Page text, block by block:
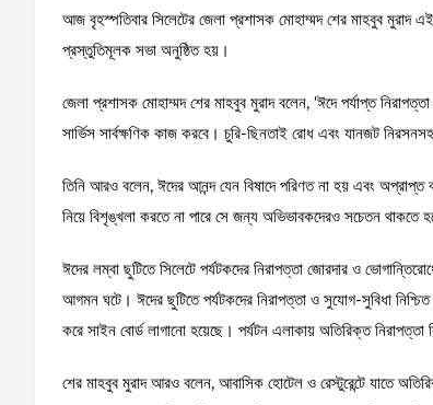
আজ বৃহস্পতিবার সিলেটের জেলা প্রশাসক মোহাম্মদ শের মাহবুব
প্রস্তুতিমূলক সভা অনুষ্ঠিত হয়।
জেলা প্রশাসক মোহাম্মদ শের মাহবুব মুরাদ বলেন, ‘ঈদে পর্যাপ্ত
সার্ভিস সার্বক্ষণিক কাজ করবে। চুরি-ছিনতাই রোধ এবং যানজট
তিনি আরও বলেন, ঈদের আনন্দ যেন বিষাদে পরিণত না হয় এবং অপ্রাপ্ত
নিয়ে বিশৃঙ্খলা করতে না পারে সে জন্য অভিভাবকদেরও সচেতন থাকতে
ঈদের লম্বা ছুটিতে সিলেটে পর্যটকদের নিরাপত্তা জোরদার ও
আগমন ঘটে। ঈদের ছুটিতে পর্যটকদের নিরাপত্তা ও সুযোগ-সুবিধা
করে সাইন বোর্ড লাগানো হয়েছে। পর্যটন এলাকায় অতিরিক্ত
শের মাহবুব মুরাদ আরও বলেন, আবাসিক হোটেল ও রেস্টুরেন্টে যাতে